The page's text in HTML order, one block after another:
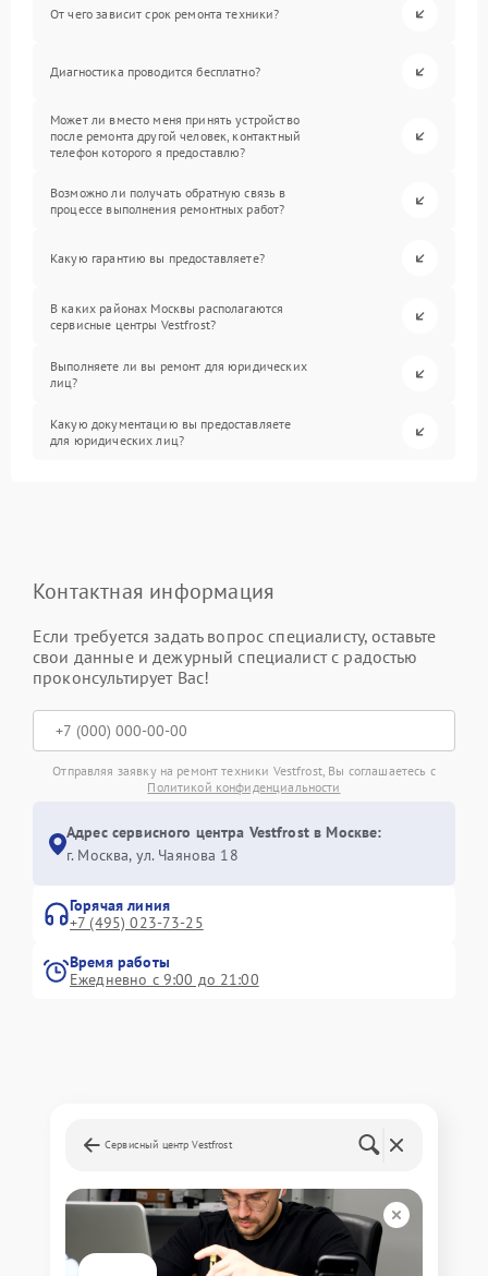
От чего зависит срок ремонта техники?
Диагностика проводится бесплатно?
Может ли вместо меня принять устройство
после ремонта другой человек, контактный
телефон которого я предоставлю?
Возможно ли получать обратную связь в
процессе выполнения ремонтных работ?
Какую гарантию вы предоставляете?
В каких районах Москвы располагаются
сервисные центры Vestfrost?
Выполняете ли вы ремонт для юридических
лиц?
Какую документацию вы предоставляете
для юридических лиц?
Контактная информация
Если требуется задать вопрос специалисту, оставьте
свои данные и дежурный специалист с радостью
проконсультирует Вас!
Отправляя заявку на ремонт техники Vestfrost, Вы соглашаетесь с
Политикой конфиденциальности
Адрес сервисного центра Vestfrost в Москве:
г. Москва, ул. Чаянова 18
Горячая линия
+7 (495) 023-73-25
Время работы
Ежедневно с 9:00 до 21:00
Сервисный центр Vestfrost